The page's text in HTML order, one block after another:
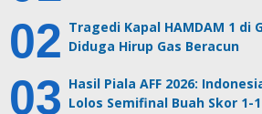
Tragedi Kapal HAMDAM 1 di
Diduga Hirup Gas Beracun
Hasil Piala AFF 2026:
Lolos Semifinal Buah Skor 1-1